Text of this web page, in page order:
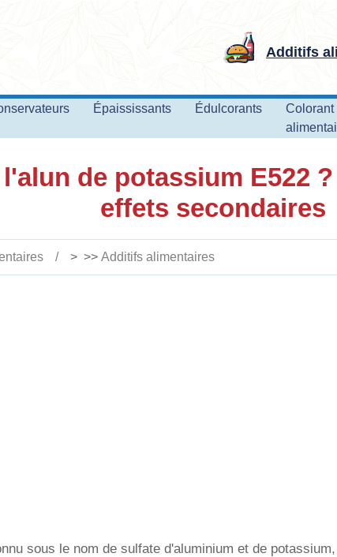
Additifs
Épaississants Édulcorants
Colorant
de potassium E522
effets secondaires
> >> Additifs alimentaires
sous le nom de sulfate d'aluminium et de potassium,